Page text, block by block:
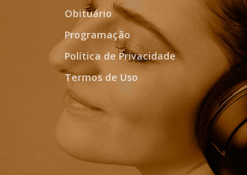
Obituário
Programação
Política de Privacidade
Termos de Uso